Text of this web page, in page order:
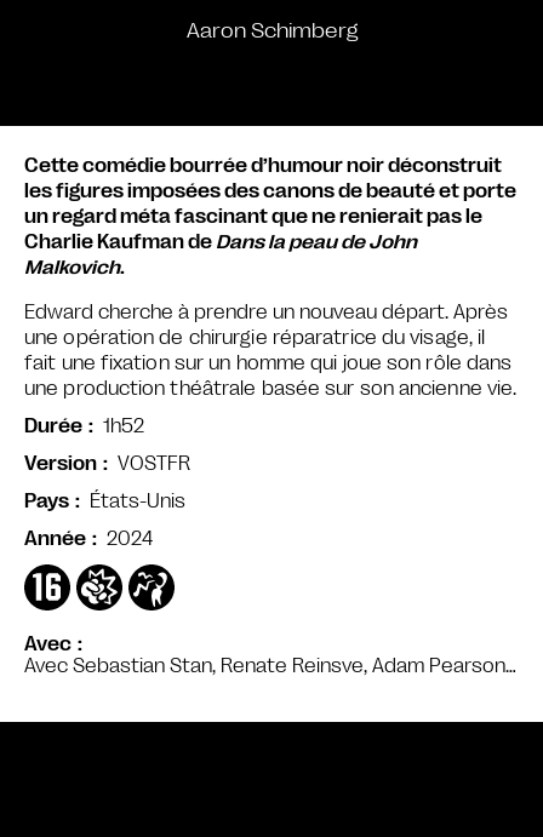
Aaron Schimberg
Avec
Avec Sebastian Stan, Renate Reinsve, Adam Pearson…
Cette comédie bourrée d’humour noir déconstruit
les figures imposées des canons de beauté et porte
un regard méta fascinant que ne renierait pas le
Charlie Kaufman de Dans la peau de John
Malkovich.
Edward cherche à prendre un nouveau départ. Après
une opération de chirurgie réparatrice du visage, il
fait une fixation sur un homme qui joue son rôle dans
une production théâtrale basée sur son ancienne vie.
Durée
1h52
Version
VOSTFR
Pays
États-Unis
Année
2024